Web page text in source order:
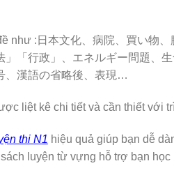
như :日本文化、病院、買い物
「行政」、エネルギー問題、
、漢語の省略後、表現…
liệt kê chi tiết và cần thiết với
thi N1 hiệu quả giúp bạn dễ
luyện từ vựng hỗ trợ bạn